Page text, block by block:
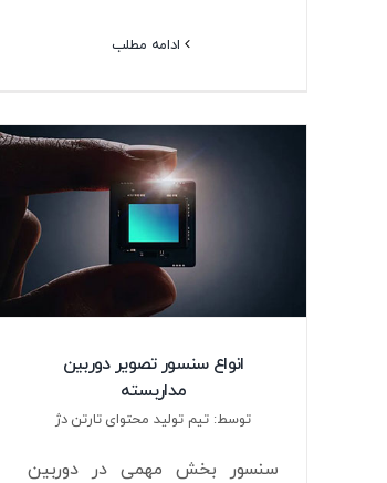
ادامه مطلب
انواع سنسور تصویر دوربین
مداربسته
توسط: تیم تولید محتوای تارتن دژ
سنسور بخش مهمی در دوربین